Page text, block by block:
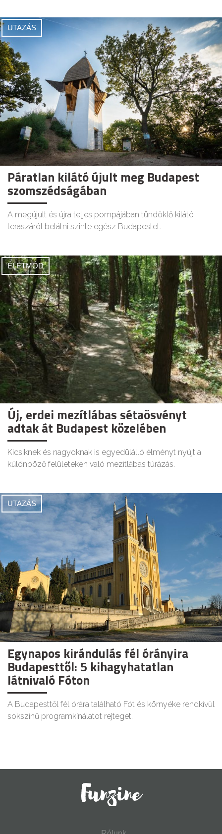
UTAZÁS
Páratlan kilátó újult meg Budapest
szomszédságában
A megújult és újra teljes pompájában tündöklő kilátó
teraszáról belátni szinte egész Budapestet.
ÉLETMÓD
Új, erdei mezítlábas sétaösvényt
adtak át Budapest közelében
Kicsiknek és nagyoknak is egyedülálló élményt nyújt a
különböző felületeken való mezítlábas túrázás.
UTAZÁS
Egynapos kirándulás fél órányira
Budapesttől: 5 kihagyhatatlan
látnivaló Fóton
A Budapesttől fél órára található Fót és környéke rendkívül
sokszínű programkínálatot rejteget.